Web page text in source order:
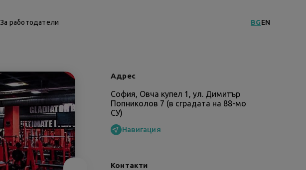
За работодатели BGEN
Адрес
София, Овча купел 1, ул. Димитър
Попниколов 7 (в сградата на 88-мо
СУ)
Навигация
Контакти